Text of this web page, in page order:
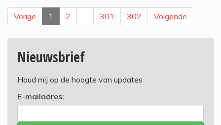
Vorige 1 2 ... 301 302 Volgende
Nieuwsbrief
Houd mij op de hoogte van updates
E-mailadres: